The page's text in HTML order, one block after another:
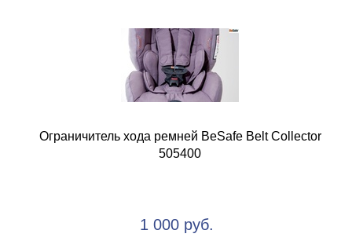
Ограничитель хода ремней BeSafe Belt Collector
505400
1 000 руб.